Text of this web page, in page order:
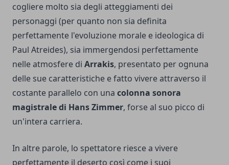
cogliere molto sia degli atteggiamenti dei
personaggi (per quanto non sia definita
perfettamente l'evoluzione morale e ideologica di
Paul Atreides), sia immergendosi perfettamente
nelle atmosfere di Arrakis, presentato per ognuna
delle sue caratteristiche e fatto vivere attraverso il
costante parallelo con una colonna sonora
magistrale di Hans Zimmer, forse al suo picco di
un'intera carriera.
In altre parole, lo spettatore riesce a vivere
perfettamente il deserto così come i suoi